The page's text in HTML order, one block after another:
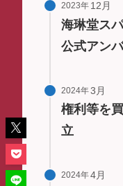
2023年
海琳堂ス
公式アン
2024年
権利等を
立
2024年